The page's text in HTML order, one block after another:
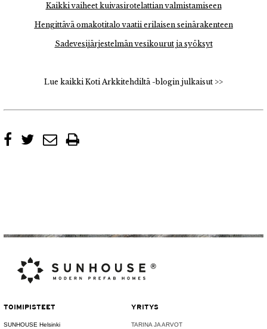
Kaikki vaiheet kuivasirotelattian valmistamiseen
Hengittävä omakotitalo vaatii erilaisen seinärakenteen
Sadevesijärjestelmän vesikourut ja syöksyt
Lue kaikki Koti Arkkitehdiltä -blogin julkaisut >>
TOIMIPISTEET
SUNHOUSE Helsinki
YRITYS
TARINA JA ARVOT